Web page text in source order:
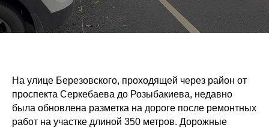
На улице Березовского, проходящей через район от
проспекта Серкебаева до Розыбакиева, недавно
была обновлена разметка на дороге после ремонтных
работ на участке длиной 350 метров. Дорожные